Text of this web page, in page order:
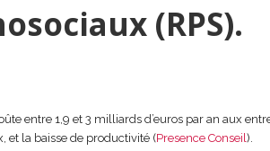
(RPS).
entre 1,9 et 3 milliards d’euros par an aux
et la baisse de productivité (Presence Conseil).